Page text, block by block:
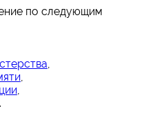
по следующим
,
,
,
.